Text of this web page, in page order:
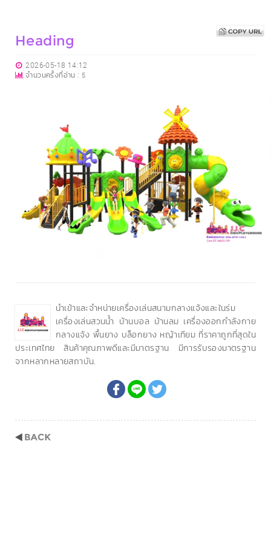
Heading
2026-05-18 14:12
จำนวนครั้งที่อ่าน : 5
นำเข้าและจำหน่ายเครื่องเล่นสนามกลางแจ้งและในร่ม
เครื่องเล่นสวนน้ำ บ้านบอล บ้านลม เครื่องออกกำลังกาย
กลางแจ้ง พื้นยาง บล็อกยาง หญ้าเทียม ที่ราคาถูกที่สุดใน
ประเทศไทย สินค้าคุณภาพดีและมีมาตรฐาน มีการรับรองมาตรฐาน
จากหลากหลายสถาบัน.